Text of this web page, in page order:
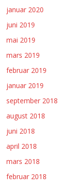
januar 2020
juni 2019
mai 2019
mars 2019
februar 2019
januar 2019
september 2018
august 2018
juni 2018
april 2018
mars 2018
februar 2018